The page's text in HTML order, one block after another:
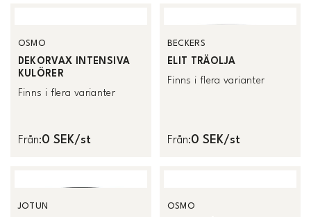
OSMO
DEKORVAX INTENSIVA
KULÖRER
Finns i flera varianter
Från:0 SEK/st
BECKERS
ELIT TRÄOLJA
Finns i flera varianter
Från:0 SEK/st
JOTUN OSMO